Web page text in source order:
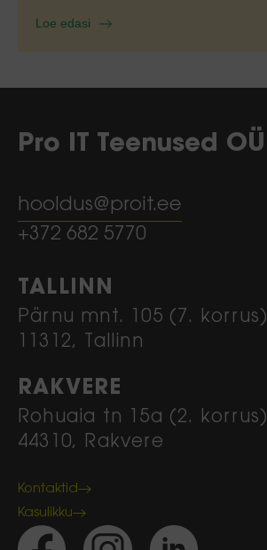
Loe edasi
Pro IT Teenused OÜ
hooldus@proit.ee
+372 682 5770
TALLINN
Pärnu mnt. 105 (7. korrus)
11312, Tallinn
RAKVERE
Rohuaia tn 15a (2. korrus)
44310, Rakvere
Kontaktid
Kasulikku